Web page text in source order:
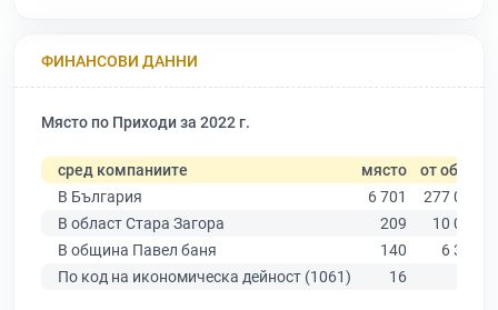
ФИНАНСОВИ ДАННИ
Място по Приходи за 2022 г.
сред компаниите място от общо
В България
6 701
277 019
В област Стара Загора
209
10 079
В община Павел баня
140
6 309
По код на икономическа дейност (1061)
16